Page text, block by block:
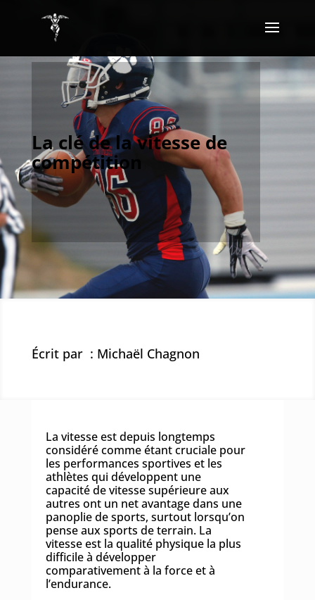
La clé de la vitesse de
compétition
Écrit par : Michaël Chagnon
La vitesse est depuis longtemps
considéré comme étant cruciale pour
les performances sportives et les
athlètes qui développent une
capacité de vitesse supérieure aux
autres ont un net avantage dans une
panoplie de sports, surtout lorsqu’on
pense aux sports de terrain. La
vitesse est la qualité physique la plus
difficile à développer
comparativement à la force et à
l’endurance.